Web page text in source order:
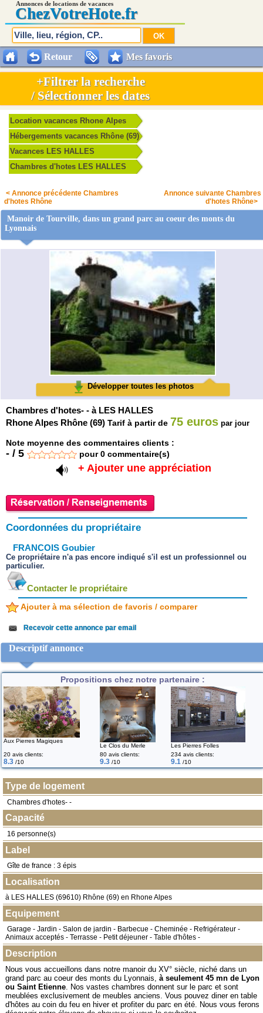
Location vacances Rhone Alpes
Hébergements vacances Rhône (69)
Vacances LES HALLES
Chambres d'hotes LES HALLES
< Annonce précédente Chambres
d'hotes Rhône
Annonce suivante Chambres
d'hotes Rhône>
Manoir de Tourville, dans un grand parc au coeur des monts du
Lyonnais
Développer toutes les photos
Chambres d'hotes- - à LES HALLES
Rhone Alpes Rhône (69) Tarif à partir de 75 euros par jour
Note moyenne des commentaires clients :
- / 5 pour0 commentaire(s)
+ Ajouter une appréciation
Coordonnées du propriétaire
FRANCOIS Goubier
Ce propriétaire n'a pas encore indiqué s'il est un professionnel ou
particulier.
Contacter le propriétaire
Ajouter à ma sélection de favoris / comparer
Recevoir cette annonce par email
Descriptif annonce
Propositions chez notre partenaire :
Aux Pierres Magiques
Le Clos du Merle
Les Pierres Folles
20 avis clients:
8.3 /10
80 avis clients:
9.3 /10
234 avis clients:
9.1 /10
Type de logement
Chambres d'hotes- -
Capacité
16 personne(s)
Label
Gîte de france : 3 épis
Localisation
à LES HALLES (69610) Rhône (69) en Rhone Alpes
Equipement
Garage - Jardin - Salon de jardin - Barbecue - Cheminée - Refrigérateur -
Animaux acceptés - Terrasse - Petit déjeuner - Table d'hôtes -
Description
Nous vous accueillons dans notre manoir du XV° siècle, niché dans un
grand parc au coeur des monts du Lyonnais, à seulement 45 mn de Lyon
ou Saint Etienne. Nos vastes chambres donnent sur le parc et sont
meublées exclusivement de meubles anciens. Vous pouvez diner en table
d'hôtes au coin du feu en hiver et profiter du parc en été. Nous vous ferons
Retour Mes favoris
Annonces de locations de vacances
ChezVotreHote.fr
+Filtrer la recherche
/ Sélectionner les dates